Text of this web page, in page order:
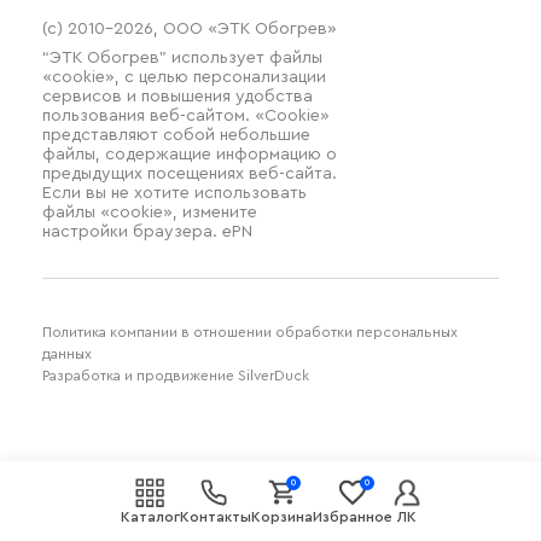
КаталогКонтактыКорзина
0
Избранное
0
ЛК
(c) 2010–2026, ООО «ЭТК Обогрев»
“ЭТК Обогрев” использует файлы
«cookie», с целью персонализации
сервисов и повышения удобства
пользования веб-сайтом. «Cookie»
представляют собой небольшие
файлы, содержащие информацию о
предыдущих посещениях веб-сайта.
Если вы не хотите использовать
файлы «cookie», измените
настройки браузера. ePN
Политика компании в отношении обработки персональных
данных
Разработка и продвижение SilverDuck